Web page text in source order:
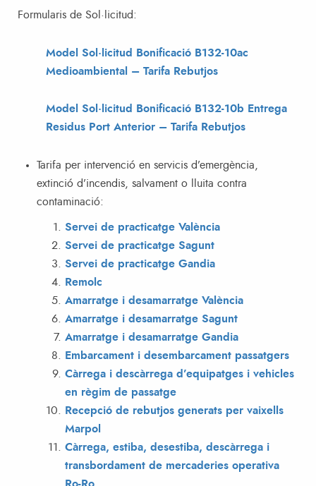
Formularis de Sol·licitud:
Model Sol·licitud Bonificació B132-10ac
Medioambiental – Tarifa Rebutjos
Model Sol·licitud Bonificació B132-10b Entrega
Residus Port Anterior – Tarifa Rebutjos
Tarifa per intervenció en servicis d’emergència,
extinció d’incendis, salvament o lluita contra
contaminació:
Servei de practicatge València
Servei de practicatge Sagunt
Servei de practicatge Gandia
Remolc
Amarratge i desamarratge València
Amarratge i desamarratge Sagunt
Amarratge i desamarratge Gandia
Embarcament i desembarcament passatgers
Càrrega i descàrrega d’equipatges i vehicles
en règim de passatge
Recepció de rebutjos generats per vaixells
Marpol
Càrrega, estiba, desestiba, descàrrega i
transbordament de mercaderies operativa